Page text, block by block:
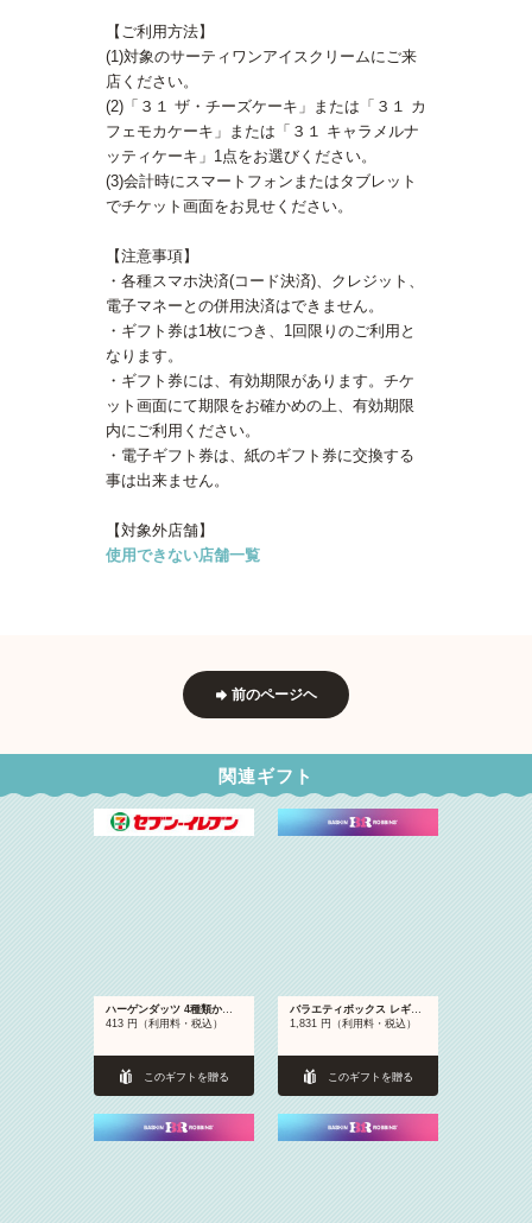
【ご利用方法】
(1)対象のサーティワンアイスクリームにご来
店ください。
(2)「３１ ザ・チーズケーキ」または「３１ カ
フェモカケーキ」または「３１ キャラメルナ
ッティケーキ」1点をお選びください。
(3)会計時にスマートフォンまたはタブレット
でチケット画面をお見せください。
【注意事項】
・各種スマホ決済(コード決済)、クレジット、
電子マネーとの併用決済はできません。
・ギフト券は1枚につき、1回限りのご利用と
なります。
・ギフト券には、有効期限があります。チケ
ット画面にて期限をお確かめの上、有効期限
内にご利用ください。
・電子ギフト券は、紙のギフト券に交換する
事は出来ません。
【対象外店舗】
使用できない店舗一覧
前のページヘ
関連ギフト
ハーゲンダッツ 4種類から1つ（バニラ／ストロベリー／グリーンティー／クリスピーサンド ザ・リッチキャラメル）
413 円（利用料・税込）
このギフトを贈る
バラエティボックス レギュラーサイズ4個入り券
1,831 円（利用料・税込）
このギフトを贈る